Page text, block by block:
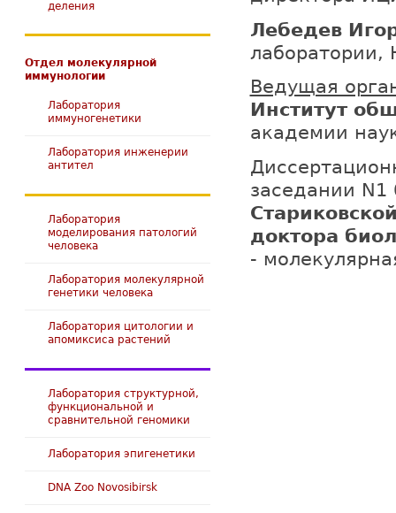
Лебедев
лаборатории,
Ведущая
Институт
академии
заседании
доктора
-
деления
Отдел молекулярной
иммунологии
Лаборатория
иммуногенетики
Лаборатория инженерии
антител
Лаборатория
моделирования патологий
человека
Лаборатория молекулярной
генетики человека
Лаборатория цитологии и
апомиксиса растений
Лаборатория структурной,
функциональной и
сравнительной геномики
Лаборатория эпигенетики
DNA Zoo Novosibirsk